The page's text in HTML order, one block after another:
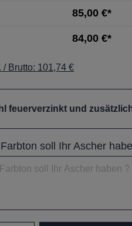
85,00 €*
84,00 €*
/ Brutto: 101,74 €
feuerverzinkt und
soll Ihr Ascher